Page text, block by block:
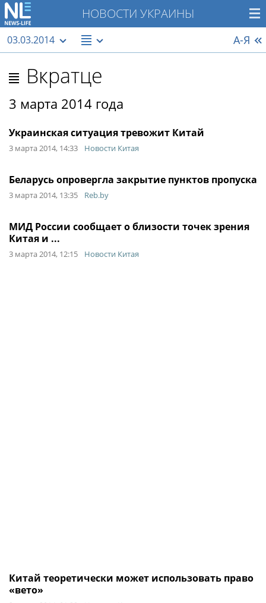
НОВОСТИ УКРАИНЫ
03.03.2014 А-Я
Вкратце
3 марта 2014 года
Украинская ситуация тревожит Китай
3 марта 2014, 14:33 Новости Китая
Беларусь опровергла закрытие пунктов пропуска
3 марта 2014, 13:35 Reb.by
МИД России сообщает о близости точек зрения
Китая и ...
3 марта 2014, 12:15 Новости Китая
Китай теоретически может использовать право
«вето»